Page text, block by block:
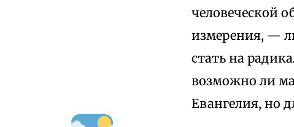
человеческой
измерения, —
стать на
возможно ли
Евангелия, но